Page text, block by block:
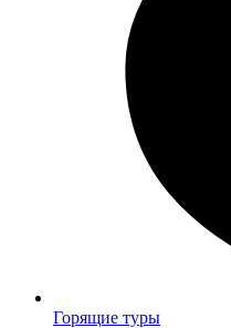
Горящие туры